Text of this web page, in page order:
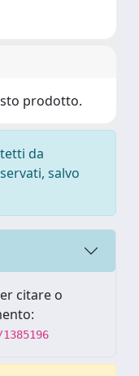
prodotto.
da
salvo
citare o